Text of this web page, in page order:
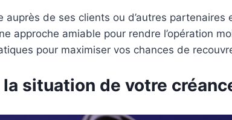
auprès de ses clients ou d’autres
approche amiable pour rendre l’opération
pour maximiser vos chances de
situation de votre